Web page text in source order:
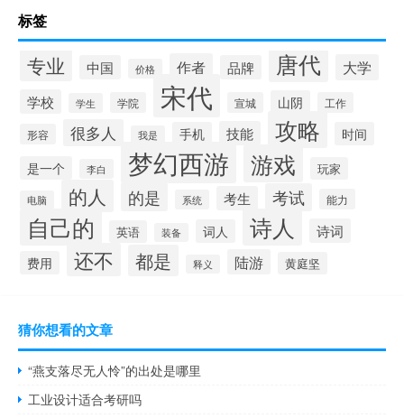
标签
专业 中国 价格 作者 品牌 唐代 大学
学校 学生 学院 宋代 宣城 山阴 工作
形容 很多人 我是 手机 技能 攻略
时间
是一个
李白 梦幻西游 游戏 玩家
电脑 的人 的是 系统 考生 考试 能力
自己的 英语 装备 词人 诗人 诗词
费用 还不 都是 释义 陆游 黄庭坚
猜你想看的文章
“燕支落尽无人怜”的出处是哪里
工业设计适合考研吗